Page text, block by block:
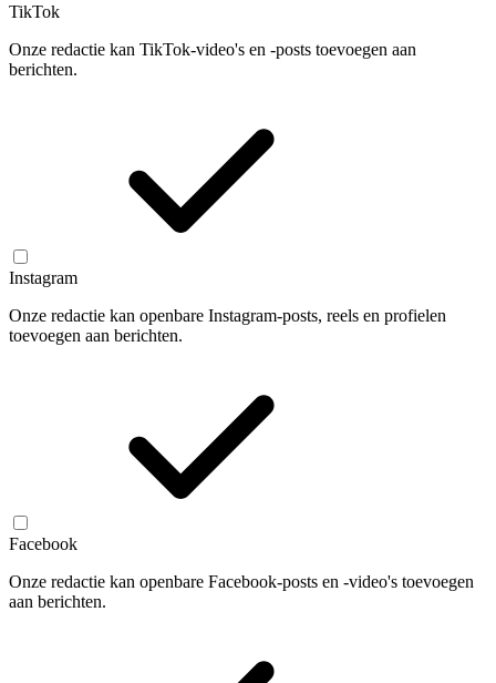
TikTok
Onze redactie kan TikTok-video's en -posts toevoegen aan
berichten.
Instagram
Onze redactie kan openbare Instagram-posts, reels en profielen
toevoegen aan berichten.
Facebook
Onze redactie kan openbare Facebook-posts en -video's toevoegen
aan berichten.